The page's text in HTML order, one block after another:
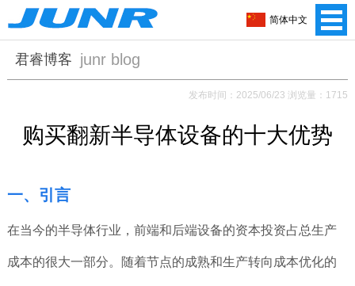
君睿博客 junr blog
发布时间：2025/06/23 浏览量：1715
购买翻新半导体设备的十大优势
一、引言
在当今的半导体行业，前端和后端设备的资本投资占总生产
成本的很大一部分。随着节点的成熟和生产转向成本优化的
简体中文